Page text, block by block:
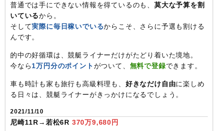
普通では手にできない情報を得ているのも、 莫大な予算を割
いているから。
そして実際に毎日稼いでいるからこそ、さらに予選も割ける
んです。
的中の好循環は、競艇ライナーだけがたどり着いた境地。
今なら1万円分のポイントがついて、 無料で登録できます。
車も時計も家も旅行も高級料理も、 好きなだけ自由に楽しめ
る日々は、競艇ライナーがきっかけになるでしょう。
2021/11/10
尼崎11R→若松6R 370万9,680円